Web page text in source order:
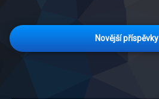
Navigace
pro
Novější příspěvky